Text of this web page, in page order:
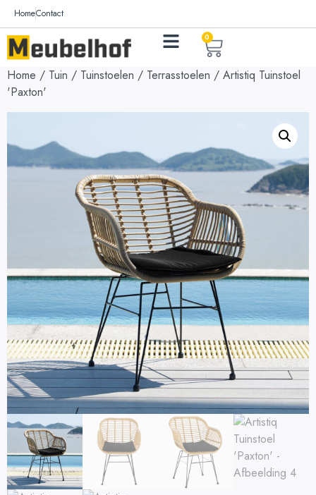
HomeContact
0
Home / Tuin / Tuinstoelen / Terrasstoelen / Artistiq Tuinstoel
'Paxton'